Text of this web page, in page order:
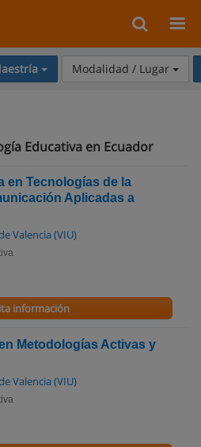
Modalidad / Lugar
Educativa en Ecuador
en Tecnologías de la
Aplicadas a
Valencia (VIU)
información
Metodologías Activas y
Valencia (VIU)